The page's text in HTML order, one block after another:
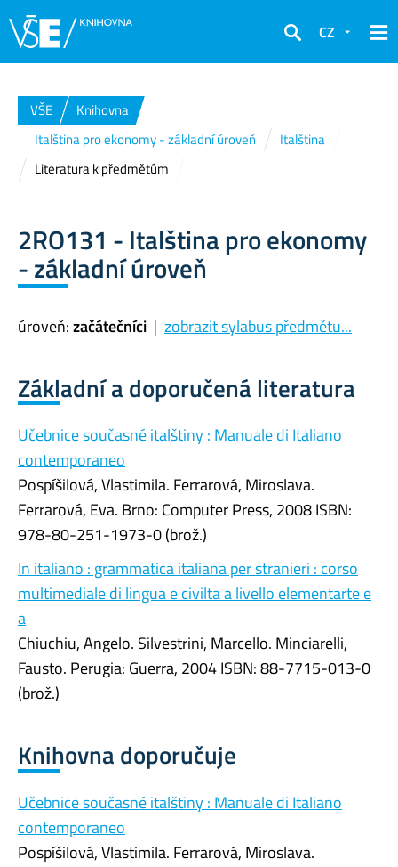
Hledat
CZ
VŠE
Knihovna
Italština pro ekonomy - základní úroveň
Italština
Literatura k předmětům
2RO131 - Italština pro ekonomy
- základní úroveň
úroveň:začátečníci | zobrazit sylabus předmětu...
Základní a doporučená literatura
Učebnice současné italštiny : Manuale di Italiano
contemporaneo
Pospíšilová, Vlastimila. Ferrarová, Miroslava.
Ferrarová, Eva. Brno: Computer Press, 2008 ISBN:
978-80-251-1973-0 (brož.)
In italiano : grammatica italiana per stranieri : corso
multimediale di lingua e civilta a livello elementarte e
a
Chiuchiu, Angelo. Silvestrini, Marcello. Minciarelli,
Fausto. Perugia: Guerra, 2004 ISBN: 88-7715-013-0
(brož.)
Knihovna doporučuje
Učebnice současné italštiny : Manuale di Italiano
contemporaneo
Pospíšilová, Vlastimila. Ferrarová, Miroslava.